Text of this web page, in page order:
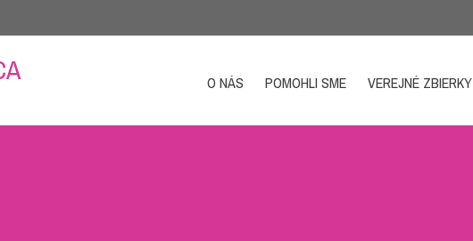
O NÁS POMOHLI SME VEREJNÉ ZBIERKY